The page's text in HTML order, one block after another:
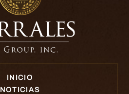
INICIO
NOTICIAS